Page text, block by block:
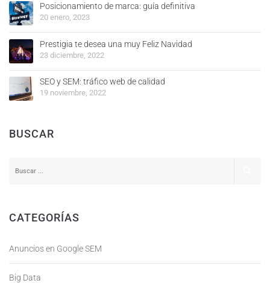
Posicionamiento de marca: guía definitiva
20 enero, 2023
Prestigia te desea una muy Feliz Navidad
23 diciembre, 2022
SEO y SEM: tráfico web de calidad
19 noviembre, 2022
BUSCAR
CATEGORÍAS
Anuncios en Google SEM
Big Data